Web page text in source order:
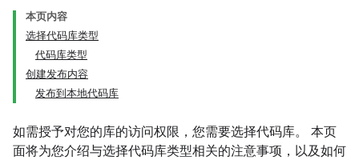
本页内容
选择代码库类型
代码库类型
创建发布内容
发布到本地代码库
如需授予对您的库的访问权限，您需要选择代码库。 本页
面将为您介绍与选择代码库类型相关的注意事项，以及如何